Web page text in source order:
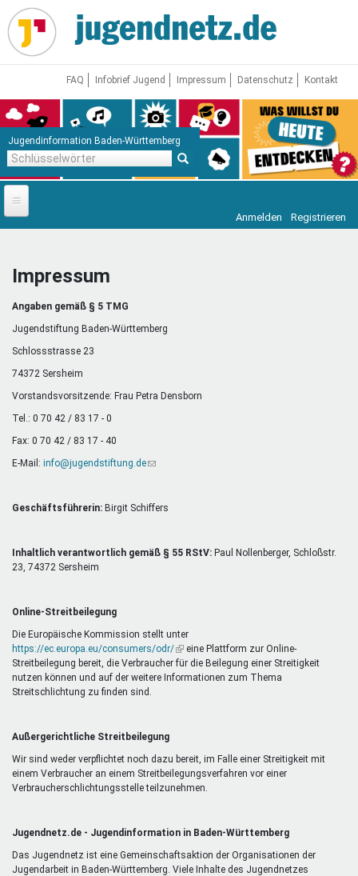
Direkt
zum
Inhalt
FAQ Infobrief Jugend Impressum Datenschutz Kontakt
Jugendinformation Baden-Württemberg
Startseite
Jugendnetz
Freizeit & Reisen
Mentoren & Projekte
Schule & Beruf
Vor Ort
Anmelden Registrieren
Impressum
Angaben gemäß § 5 TMG
Jugendstiftung Baden-Württemberg
Schlossstrasse 23
74372 Sersheim
Vorstandsvorsitzende: Frau Petra Densborn
Tel.: 0 70 42 / 83 17 - 0
Fax: 0 70 42 / 83 17 - 40
E-Mail: info@jugendstiftung.de(Link
Mail)
Geschäftsführerin: Birgit Schiffers
Inhaltlich verantwortlich gemäß § 55 RStV: Paul Nollenberger, Schloßstr.
23, 74372 Sersheim
Online-Streitbeilegung
Die Europäische Kommission stellt unter
https://ec.europa.eu/consumers/odr/(Link
ist
extern)
eine Plattform zur Online-
Streitbeilegung bereit, die Verbraucher für die Beilegung einer Streitigkeit
nutzen können und auf der weitere Informationen zum Thema
Streitschlichtung zu finden sind.
Außergerichtliche Streitbeilegung
Wir sind weder verpflichtet noch dazu bereit, im Falle einer Streitigkeit mit
einem Verbraucher an einem Streitbeilegungsverfahren vor einer
Verbraucherschlichtungsstelle teilzunehmen.
Jugendnetz.de - Jugendinformation in Baden-Württemberg
Das Jugendnetz ist eine Gemeinschaftsaktion der Organisationen der
Jugendarbeit in Baden-Württemberg. Viele Inhalte des Jugendnetzes